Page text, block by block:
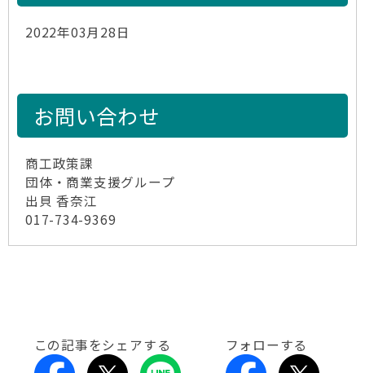
2022年03月28日
お問い合わせ
商工政策課
団体・商業支援グループ
出貝 香奈江
017-734-9369
この記事をシェアする フォローする